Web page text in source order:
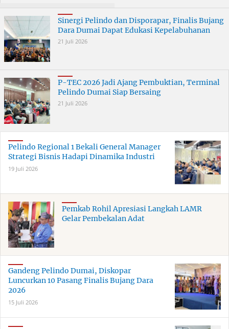
Terungkap
Sinergi Pelindo dan Disporapar, Finalis Bujang
Dara Dumai Dapat Edukasi Kepelabuhanan
21 Juli 2026
P-TEC 2026 Jadi Ajang Pembuktian, Terminal
Pelindo Dumai Siap Bersaing
21 Juli 2026
Pelindo Regional 1 Bekali General Manager
Strategi Bisnis Hadapi Dinamika Industri
19 Juli 2026
Pemkab Rohil Apresiasi Langkah LAMR
Gelar Pembekalan Adat
Gandeng Pelindo Dumai, Diskopar
Luncurkan 10 Pasang Finalis Bujang Dara
2026
15 Juli 2026